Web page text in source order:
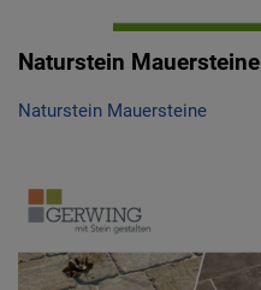
Naturstein Mauersteine
Naturstein Mauersteine